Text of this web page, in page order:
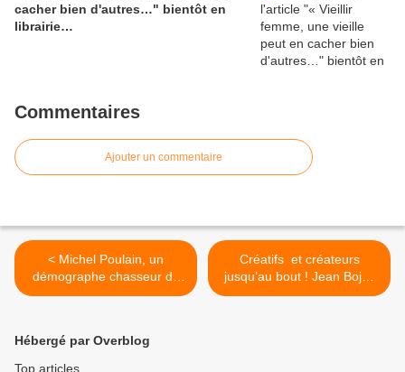
cacher bien d'autres…" bientôt en
librairie…
Commentaires
Ajouter un commentaire
< Michel Poulain, un
démographe chasseur de
supercentenaireVielliss
Créatifs et créateurs
jusqu’au bout ! Jean Bojko
et le TéATr'éPROUVèTe
Hébergé par Overblog
Top articles